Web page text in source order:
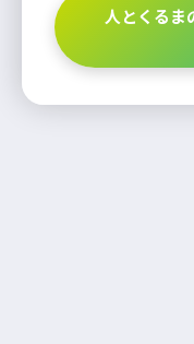
人とくるま